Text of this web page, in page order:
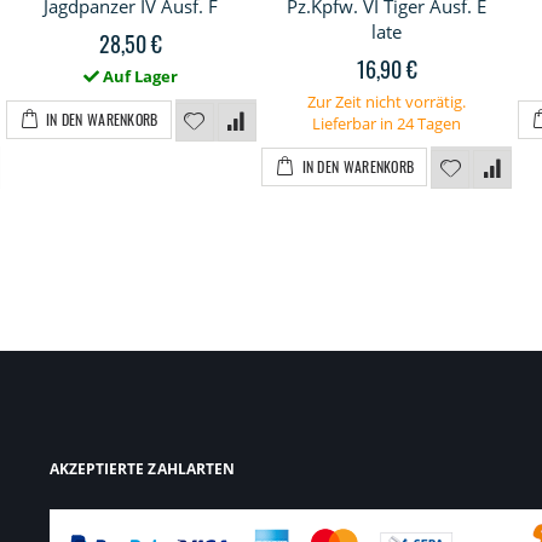
Jagdpanzer IV Ausf. F
28,50 €
Auf Lager
IN DEN WARENKORB
Pz.Kpfw. VI Tiger Ausf. E
late
16,90 €
Zur Zeit nicht vorrätig.
Lieferbar in 24 Tagen
IN DEN WARENKORB
AKZEPTIERTE ZAHLARTEN